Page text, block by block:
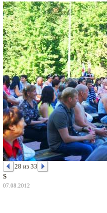
28 из 33
S
07.08.2012